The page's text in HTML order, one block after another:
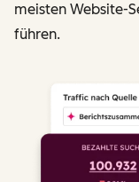
meisten Website-
führen.